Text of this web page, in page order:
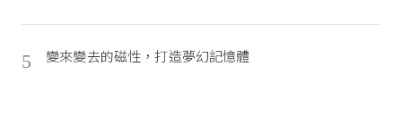
5 變來變去的磁性，打造夢幻記憶體